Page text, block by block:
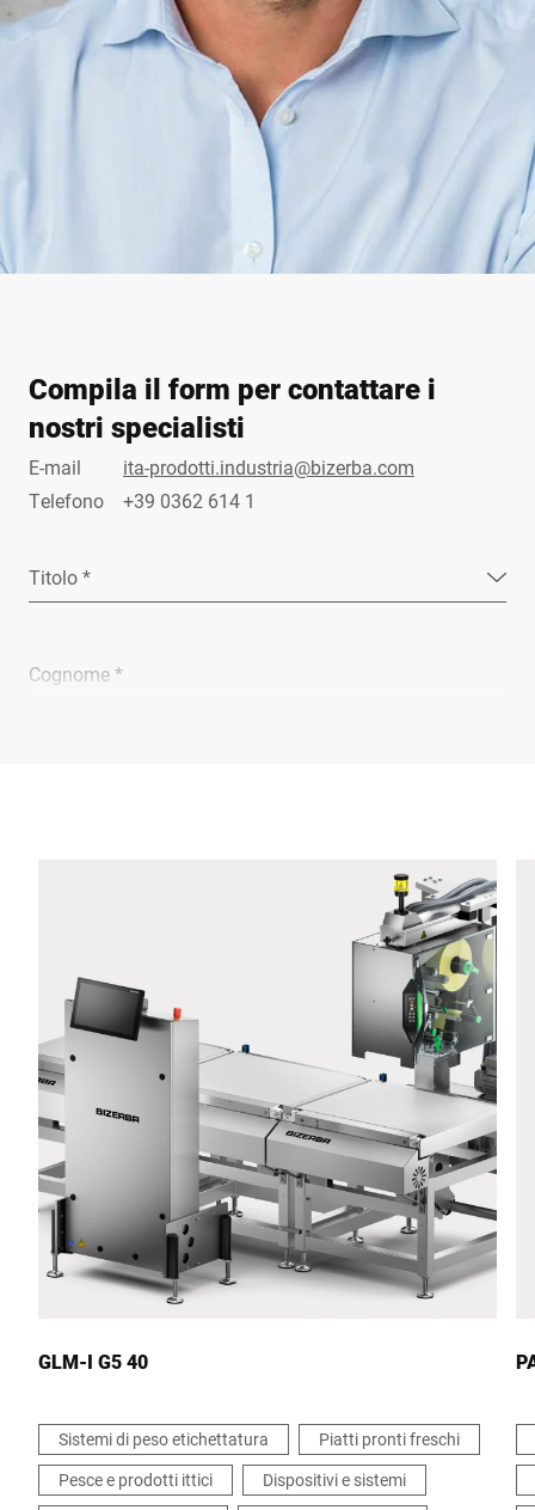
Compila il form per contattare i
nostri specialisti
E-mail
ita-prodotti.industria@bizerba.com
Telefono
+39 0362 614 1
Titolo *
Cognome *
Via *
CAP *
Città *
Il tuo messaggio *
GLM-I G5 40
Sistemi di peso etichettatura
Piatti pronti freschi
Pesce e prodotti ittici
Dispositivi e sistemi